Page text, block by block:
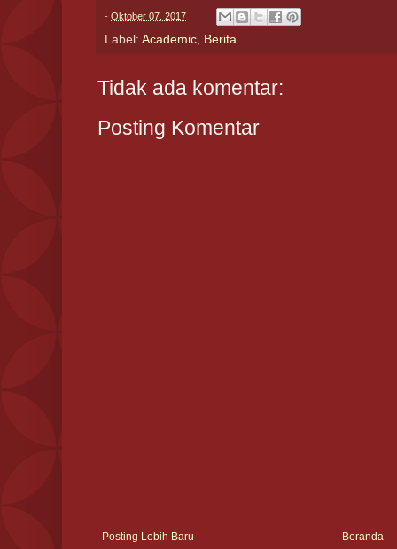
- Oktober 07, 2017
Label: Academic, Berita
Tidak ada komentar:
Posting Komentar
Posting Lebih Baru Beranda